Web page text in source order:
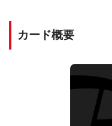
カード概要